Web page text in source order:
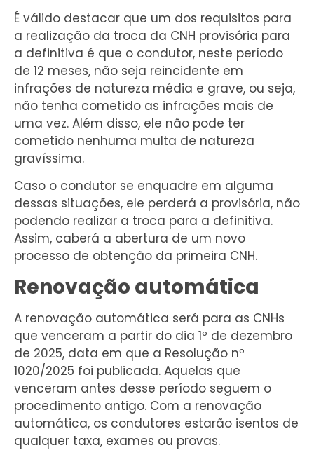
É válido destacar que um dos requisitos para
a realização da troca da CNH provisória para
a definitiva é que o condutor, neste período
de 12 meses, não seja reincidente em
infrações de natureza média e grave, ou seja,
não tenha cometido as infrações mais de
uma vez. Além disso, ele não pode ter
cometido nenhuma multa de natureza
gravíssima.
Caso o condutor se enquadre em alguma
dessas situações, ele perderá a provisória, não
podendo realizar a troca para a definitiva.
Assim, caberá a abertura de um novo
processo de obtenção da primeira CNH.
Renovação automática
A renovação automática será para as CNHs
que venceram a partir do dia 1º de dezembro
de 2025, data em que a Resolução nº
1020/2025 foi publicada. Aquelas que
venceram antes desse período seguem o
procedimento antigo. Com a renovação
automática, os condutores estarão isentos de
qualquer taxa, exames ou provas.